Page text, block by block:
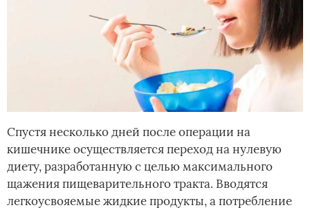
Спустя несколько дней после операции на
кишечнике осуществляется переход на нулевую
диету, разработанную с целью максимального
щажения пищеварительного тракта. Вводятся
легкоусвояемые жидкие продукты, а потребление